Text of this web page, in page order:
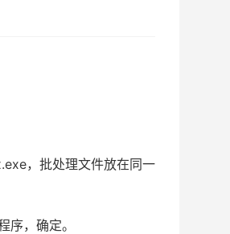
，批处理文件放在同一
，确定。